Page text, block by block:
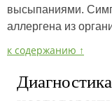
высыпаниями.
аллергена из
к содержанию ↑